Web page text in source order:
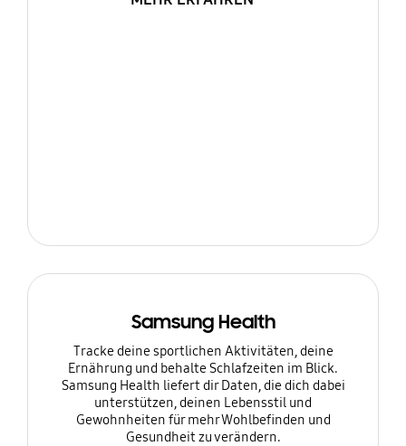
Samsung Health
Tracke deine sportlichen Aktivitäten, deine
Ernährung und behalte Schlafzeiten im Blick.
Samsung Health liefert dir Daten, die dich dabei
unterstützen, deinen Lebensstil und
Gewohnheiten für mehr Wohlbefinden und
Gesundheit zu verändern.